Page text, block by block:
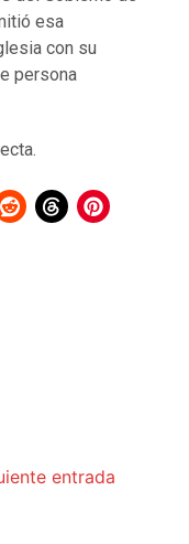
esa
con su
persona
entrada